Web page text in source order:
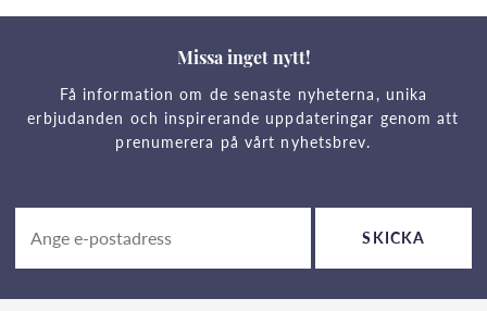
Missa inget nytt!
Få information om de senaste nyheterna, unika
erbjudanden och inspirerande uppdateringar genom att
prenumerera på vårt nyhetsbrev.
SKICKA